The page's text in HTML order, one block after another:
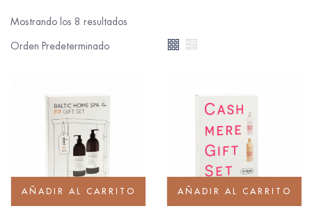
Mostrando los 8 resultados
AÑADIR AL CARRITO AÑADIR AL CARRITO